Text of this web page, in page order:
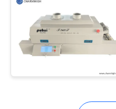
পিসিবি